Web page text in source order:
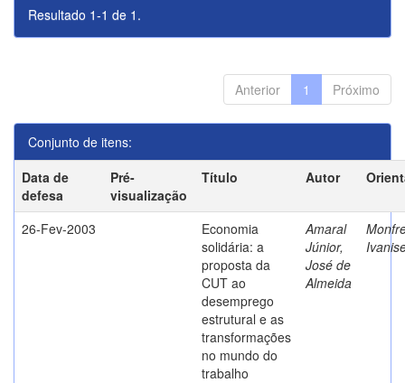
Resultado 1-1 de 1.
Anterior 1 Próximo
Conjunto de itens:
Data de
defesa
Pré-
visualização
Título Autor
26-Fev-2003
Economia
solidária: a
proposta da
CUT ao
desemprego
estrutural e as
transformações
no mundo do
trabalho
Amaral
Júnior,
José de
Almeida